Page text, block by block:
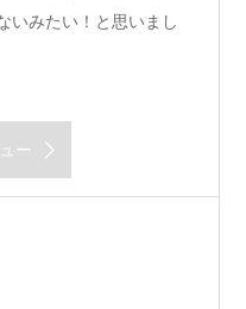
いみたい！と思いまし
ー